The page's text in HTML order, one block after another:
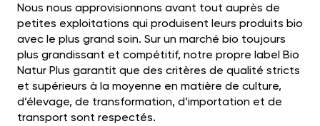
Nous nous approvisionnons avant tout auprès de
petites exploitations qui produisent leurs produits bio
avec le plus grand soin. Sur un marché bio toujours
plus grandissant et compétitif, notre propre label Bio
Natur Plus garantit que des critères de qualité stricts
et supérieurs à la moyenne en matière de culture,
d’élevage, de transformation, d’importation et de
transport sont respectés.